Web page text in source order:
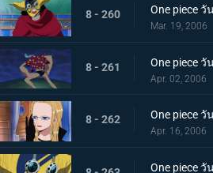
8 - 260
Mar. 19, 2006
8 - 261
Apr. 02, 2006
8 - 262
Apr. 16, 2006